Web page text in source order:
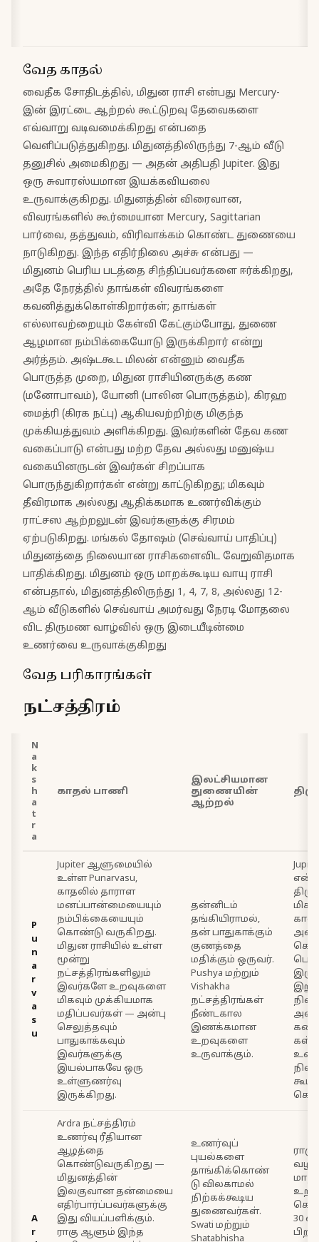
வேத காதல்
வைதீக சோதிடத்தில், மிதுன ராசி என்பது Mercury-
இன் இரட்டை ஆற்றல் கூட்டுறவு தேவைகளை
எவ்வாறு வடிவமைக்கிறது என்பதை
வெளிப்படுத்துகிறது. மிதுனத்திலிருந்து 7-ஆம் வீடு
தனுசில் அமைகிறது — அதன் அதிபதி Jupiter. இது
ஒரு சுவாரஸ்யமான இயக்கவியலை
உருவாக்குகிறது. மிதுனத்தின் விரைவான,
விவரங்களில் கூர்மையான Mercury, Sagittarian
பார்வை, தத்துவம், விரிவாக்கம் கொண்ட துணையை
நாடுகிறது. இந்த எதிர்நிலை அச்சு என்பது —
மிதுனம் பெரிய படத்தை சிந்திப்பவர்களை ஈர்க்கிறது,
அதே நேரத்தில் தாங்கள் விவரங்களை
கவனித்துக்கொள்கிறார்கள்; தாங்கள்
எல்லாவற்றையும் கேள்வி கேட்கும்போது, துணை
ஆழமான நம்பிக்கையோடு இருக்கிறார் என்று
அர்த்தம். அஷ்டகூட மிலன் என்னும் வைதீக
பொருத்த முறை, மிதுன ராசியினருக்கு கண
(மனோபாவம்), யோனி (பாலின பொருத்தம்), கிரஹ
மைத்ரி (கிரக நட்பு) ஆகியவற்றிற்கு மிகுந்த
முக்கியத்துவம் அளிக்கிறது. இவர்களின் தேவ கண
வகைப்பாடு என்பது மற்ற தேவ அல்லது மனுஷ்ய
வகையினருடன் இவர்கள் சிறப்பாக
பொருந்துகிறார்கள் என்று காட்டுகிறது; மிகவும்
தீவிரமாக அல்லது ஆதிக்கமாக உணர்விக்கும்
ராட்சஸ ஆற்றலுடன் இவர்களுக்கு சிரமம்
ஏற்படுகிறது. மங்கல் தோஷம் (செவ்வாய் பாதிப்பு)
மிதுனத்தை நிலையான ராசிகளைவிட வேறுவிதமாக
பாதிக்கிறது. மிதுனம் ஒரு மாறக்கூடிய வாயு ராசி
என்பதால், மிதுனத்திலிருந்து 1, 4, 7, 8, அல்லது 12-
ஆம் வீடுகளில் செவ்வாய் அமர்வது நேரடி மோதலை
விட திருமண வாழ்வில் ஒரு இடையீடின்மை
உணர்வை உருவாக்குகிறது
வேத பரிகாரங்கள்
நட்சத்திரம்
N
a
k
s
h
a
t
r
a
காதல் பாணி
இலட்சியமான
துணையின்
ஆற்றல்
P
u
n
a
r
v
a
s
u
Jupiter ஆளுமையில்
உள்ள Punarvasu,
காதலில் தாராள
மனப்பான்மையையும்
நம்பிக்கையையும்
கொண்டு வருகிறது.
மிதுன ராசியில் உள்ள
மூன்று
நட்சத்திரங்களிலும்
இவர்களே உறவுகளை
மிகவும் முக்கியமாக
மதிப்பவர்கள் — அன்பு
செலுத்தவும்
பாதுகாக்கவும்
இவர்களுக்கு
இயல்பாகவே ஒரு
உள்ளுணர்வு
இருக்கிறது.
தன்னிடம்
தங்கியிராமல்,
தன் பாதுகாக்கும்
குணத்தை
மதிக்கும் ஒருவர்.
Pushya மற்றும்
Vishakha
நட்சத்திரங்கள்
நீண்டகால
இணக்கமான
உறவுகளை
உருவாக்கும்.
கள்.
A
r
Ardra நட்சத்திரம்
உணர்வு ரீதியான
ஆழத்தை
கொண்டுவருகிறது —
மிதுனத்தின்
இலகுவான தன்மையை
எதிர்பார்ப்பவர்களுக்கு
இது வியப்பளிக்கும்.
ராகு ஆளும் இந்த
உணர்வுப்
புயல்களை
தாங்கிக்கொண்
டு விலகாமல்
நிற்கக்கூடிய
துணைவர்கள்.
Swati மற்றும்
Shatabhisha
30